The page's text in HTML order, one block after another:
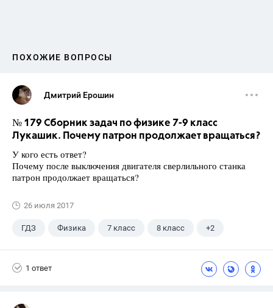
ПОХОЖИЕ ВОПРОСЫ
Дмитрий Ерошин
№ 179 Сборник задач по физике 7-9 класс
Лукашик. Почему патрон продолжает вращаться?
У кого есть ответ?
Почему после выключения двигателя сверлильного станка
патрон продолжает вращаться?
26 июля 2017
ГДЗ Физика 7 класс 8 класс +2
1 ответ